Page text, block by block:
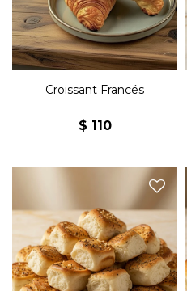
Croissant Francés
$ 110
24 pancitos saborizados de
queso.